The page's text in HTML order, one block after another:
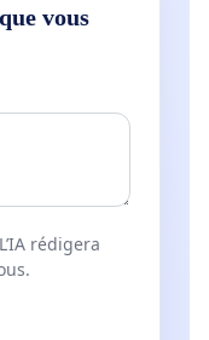
vous
rédigera